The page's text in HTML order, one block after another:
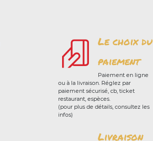
Le choix du
paiement
Paiement en ligne
ou à la livraison. Réglez par
paiement sécurisé, cb, ticket
restaurant, espèces.
(pour plus de détails, consultez les
infos)
Livraison